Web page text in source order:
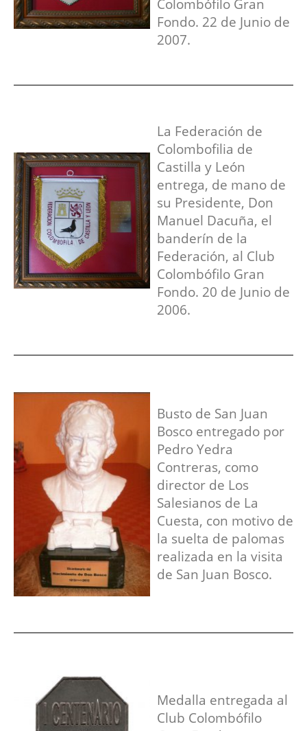
Colombófilo Gran
Fondo. 22 de Junio de
2007.
La Federación de
Colombofilia de
Castilla y León
entrega, de mano de
su Presidente, Don
Manuel Dacuña, el
banderín de la
Federación, al Club
Colombófilo Gran
Fondo. 20 de Junio de
2006.
Busto de San Juan
Bosco entregado por
Pedro Yedra
Contreras, como
director de Los
Salesianos de La
Cuesta, con motivo de
la suelta de palomas
realizada en la visita
de San Juan Bosco.
Medalla entregada al
Club Colombófilo